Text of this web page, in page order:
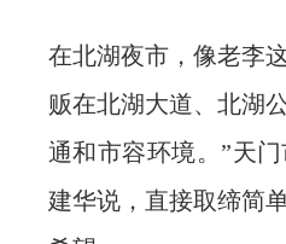
在北湖夜市，像老李
贩在北湖大道、北湖
通和市容环境。”天
建华说，直接取缔简